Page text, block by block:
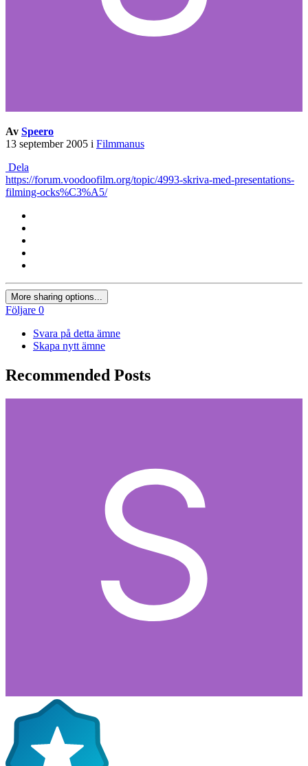
Av Speero
13 september 2005 i Filmmanus
Dela
https://forum.voodoofilm.org/topic/4993-skriva-med-presentations-
filming-ocks%C3%A5/
More sharing options...
Följare 0
Svara på detta ämne
Skapa nytt ämne
Recommended Posts